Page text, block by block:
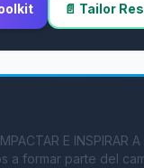
📄 Tailor
E INSPIRAR
a formar parte del